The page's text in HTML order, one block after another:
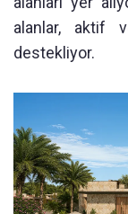
alanlar, aktif
destekliyor.